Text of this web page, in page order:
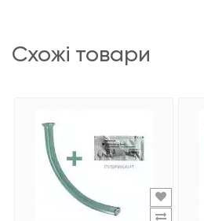
схожі товари